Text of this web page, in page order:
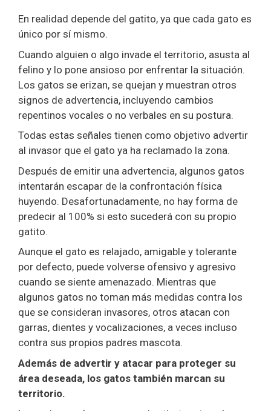
En realidad depende del gatito, ya que cada gato es
único por sí mismo.
Cuando alguien o algo invade el territorio, asusta al
felino y lo pone ansioso por enfrentar la situación.
Los gatos se erizan, se quejan y muestran otros
signos de advertencia, incluyendo cambios
repentinos vocales o no verbales en su postura.
Todas estas señales tienen como objetivo advertir
al invasor que el gato ya ha reclamado la zona.
Después de emitir una advertencia, algunos gatos
intentarán escapar de la confrontación física
huyendo. Desafortunadamente, no hay forma de
predecir al 100% si esto sucederá con su propio
gatito.
Aunque el gato es relajado, amigable y tolerante
por defecto, puede volverse ofensivo y agresivo
cuando se siente amenazado. Mientras que
algunos gatos no toman más medidas contra los
que se consideran invasores, otros atacan con
garras, dientes y vocalizaciones, a veces incluso
contra sus propios padres mascota.
Además de advertir y atacar para proteger su
área deseada, los gatos también marcan su
territorio.